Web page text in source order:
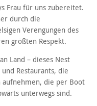
Frau für uns zubereitet.
durch die
Verengungen des
größten Respekt.
Land – dieses Nest
Restaurants, die
die per Boot
unterwegs sind.